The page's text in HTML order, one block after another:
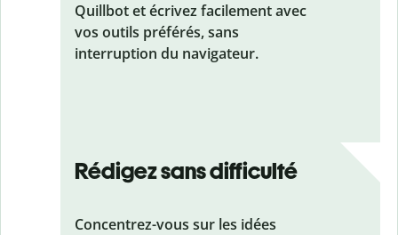
Quillbot et écrivez facilement avec
vos outils préférés, sans
interruption du navigateur.
Rédigez sans difficulté
Concentrez-vous sur les idées